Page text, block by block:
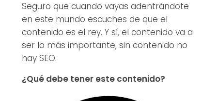
Seguro que cuando vayas adentrándote
en este mundo escuches de que el
contenido es el rey. Y sí, el contenido va a
ser lo más importante, sin contenido no
hay SEO.
¿Qué debe tener este contenido?